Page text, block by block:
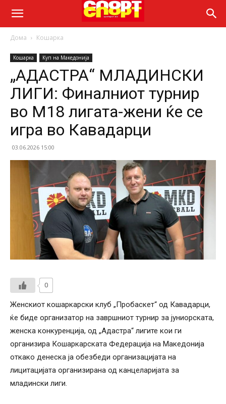
Дома Кошарка
Кошарка Куп на Македонија
„АДАСТРА“ МЛАДИНСКИ
ЛИГИ: Финалниот турнир
во М18 лигата-жени ќе се
игра во Кавадарци
03.06.2026 15:00
0
Женскиот кошаркарски клуб „Пробаскет“ од Кавадарци,
ќе биде организатор на завршниот турнир за јуниорската,
женска конкуренција, од „Адастра“ лигите кои ги
организира Кошаркарската Федерација на Македонија
откако денеска ја обезбеди организацијата на
лицитацијата организирана од канцеларијата за
младински лиги.